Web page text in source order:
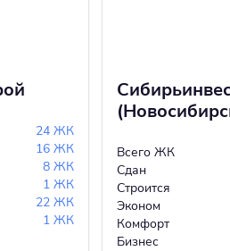
24 ЖК
16 ЖК
8 ЖК
1 ЖК
22 ЖК
1 ЖК
Всего ЖК
Сдан
Строится
Эконом
Комфорт
Бизнес